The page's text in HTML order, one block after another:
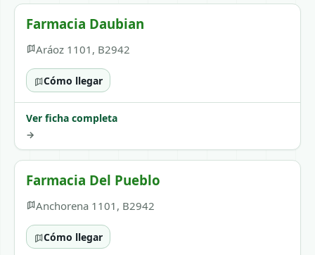
Farmacia Daubian
Aráoz 1101, B2942
Cómo llegar
Ver ficha completa
→
Farmacia Del Pueblo
Anchorena 1101, B2942
Cómo llegar